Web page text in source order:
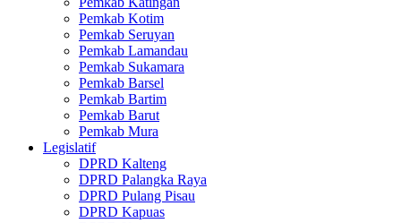
Pemkab Kotim
Pemkab Seruyan
Pemkab Lamandau
Pemkab Sukamara
Pemkab Barsel
Pemkab Bartim
Pemkab Barut
Pemkab Mura
Legislatif
DPRD Kalteng
DPRD Palangka Raya
DPRD Pulang Pisau
DPRD Kapuas